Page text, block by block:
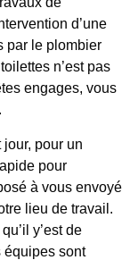
d’une
par le plombier
n’est pas
engages, vous
pour un
pour
à vous envoyé
lieu de travail.
y’est de
équipes sont